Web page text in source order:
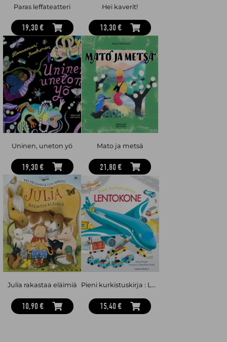
Paras leffateatteri
19,30 €
Hei kaverit!
13,30 €
Uninen, uneton yö
19,30 €
Mato ja metsä
21,80 €
Julia rakastaa eläimiä
10,90 €
Pieni kurkistuskirja : Lentokone
15,40 €